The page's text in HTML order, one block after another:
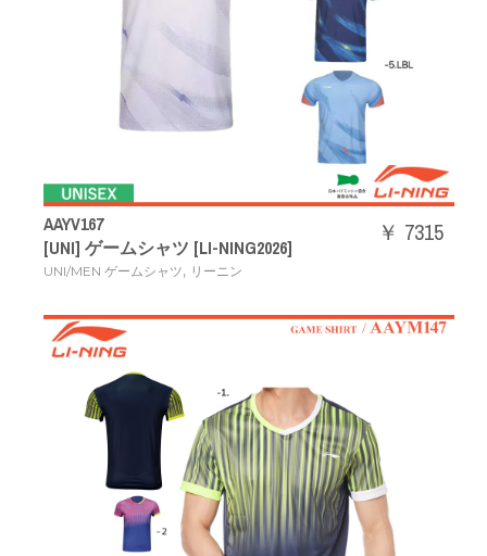
AAYV167
[UNI] ゲームシャツ [LI-NING2026]
UNI/MEN ゲームシャツ, リーニン
￥ 7315